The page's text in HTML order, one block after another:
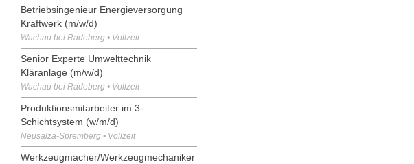
Betriebsingenieur Energieversorgung
Kraftwerk (m/w/d)
Wachau bei Radeberg • Vollzeit
Senior Experte Umwelttechnik
Kläranlage (m/w/d)
Wachau bei Radeberg • Vollzeit
Produktionsmitarbeiter im 3-
Schichtsystem (w/m/d)
Neusalza-Spremberg • Vollzeit
Werkzeugmacher/Werkzeugmechaniker